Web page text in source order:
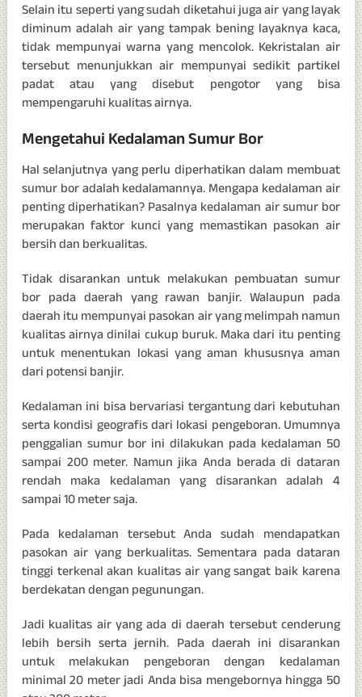
Selain itu seperti yang sudah diketahui juga air yang layak
diminum adalah air yang tampak bening layaknya kaca,
tidak mempunyai warna yang mencolok. Kekristalan air
tersebut menunjukkan air mempunyai sedikit partikel
padat atau yang disebut pengotor yang bisa
mempengaruhi kualitas airnya.
Mengetahui Kedalaman Sumur Bor
Hal selanjutnya yang perlu diperhatikan dalam membuat
sumur bor adalah kedalamannya. Mengapa kedalaman air
penting diperhatikan? Pasalnya kedalaman air sumur bor
merupakan faktor kunci yang memastikan pasokan air
bersih dan berkualitas.
Tidak disarankan untuk melakukan pembuatan sumur
bor pada daerah yang rawan banjir. Walaupun pada
daerah itu mempunyai pasokan air yang melimpah namun
kualitas airnya dinilai cukup buruk. Maka dari itu penting
untuk menentukan lokasi yang aman khususnya aman
dari potensi banjir.
Kedalaman ini bisa bervariasi tergantung dari kebutuhan
serta kondisi geografis dari lokasi pengeboran. Umumnya
penggalian sumur bor ini dilakukan pada kedalaman 50
sampai 200 meter. Namun jika Anda berada di dataran
rendah maka kedalaman yang disarankan adalah 4
sampai 10 meter saja.
Pada kedalaman tersebut Anda sudah mendapatkan
pasokan air yang berkualitas. Sementara pada dataran
tinggi terkenal akan kualitas air yang sangat baik karena
berdekatan dengan pegunungan.
Jadi kualitas air yang ada di daerah tersebut cenderung
lebih bersih serta jernih. Pada daerah ini disarankan
untuk melakukan pengeboran dengan kedalaman
minimal 20 meter jadi Anda bisa mengebornya hingga 50